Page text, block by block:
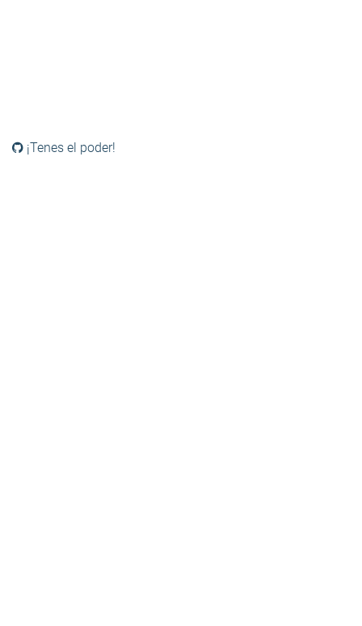
¡Tenes el poder!